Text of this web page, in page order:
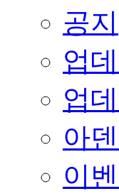
공지
업
업
아
이